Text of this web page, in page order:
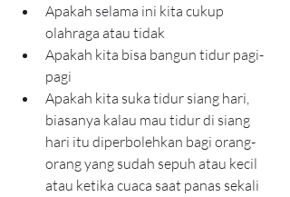
Apakah selama ini kita cukup
olahraga atau tidak
Apakah kita bisa bangun tidur pagi-
pagi
Apakah kita suka tidur siang hari,
biasanya kalau mau tidur di siang
hari itu diperbolehkan bagi orang-
orang yang sudah sepuh atau kecil
atau ketika cuaca saat panas sekali